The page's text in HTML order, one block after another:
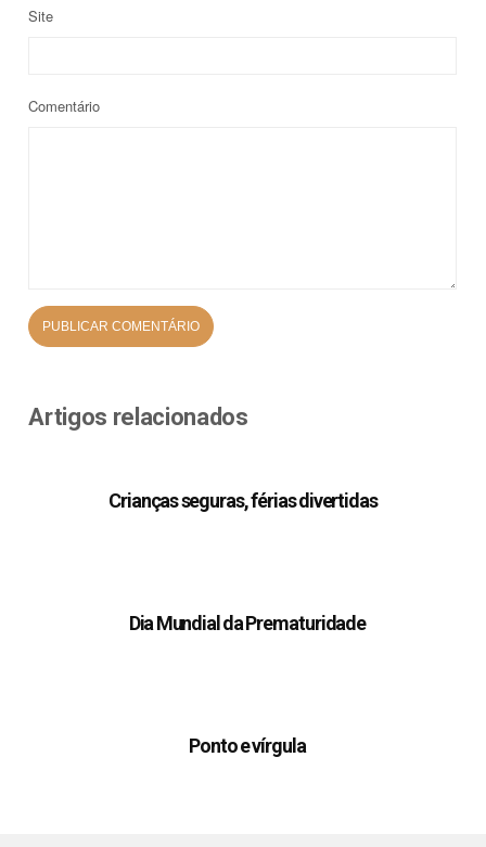
Site
Comentário
Artigos relacionados
Crianças seguras, férias divertidas
Dia Mundial da Prematuridade
Ponto e vírgula